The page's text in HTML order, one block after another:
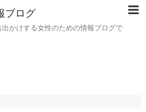
ブログ
かけする女性のための情報ブログで